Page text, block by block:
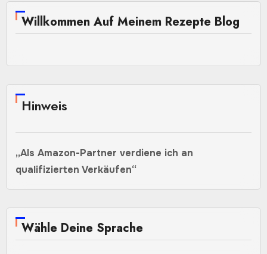
Willkommen Auf Meinem Rezepte Blog
Hinweis
„Als Amazon-Partner verdiene ich an
qualifizierten Verkäufen“
Wähle Deine Sprache